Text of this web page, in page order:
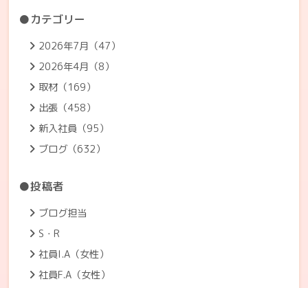
●カテゴリー
2026年7月（47）
2026年4月（8）
取材（169）
出張（458）
新入社員（95）
ブログ（632）
●投稿者
ブログ担当
S・R
社員I.A（女性）
社員F.A（女性）